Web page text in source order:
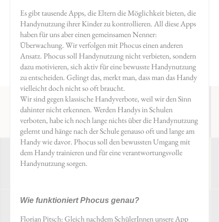
Es gibt tausende Apps, die Eltern die Möglichkeit bieten, die
Handynutzung ihrer Kinder zu kontrollieren. All diese Apps
haben für uns aber einen gemeinsamen Nenner:
Überwachung. Wir verfolgen mit Phocus einen anderen
Ansatz. Phocus soll Handynutzung nicht verbieten, sondern
dazu motivieren, sich aktiv für eine bewusste Handynutzung
zu entscheiden. Gelingt das, merkt man, dass man das Handy
vielleicht doch nicht so oft braucht.
Wir sind gegen klassische Handyverbote, weil wir den Sinn
dahinter nicht erkennen. Werden Handys in Schulen
verboten, habe ich noch lange nichts über die Handynutzung
gelernt und hänge nach der Schule genauso oft und lange am
Handy wie davor. Phocus soll den bewussten Umgang mit
dem Handy trainieren und für eine verantwortungsvolle
Handynutzung sorgen.
Wie funktioniert Phocus genau?
Florian Pitsch: Gleich nachdem SchülerInnen unsere App